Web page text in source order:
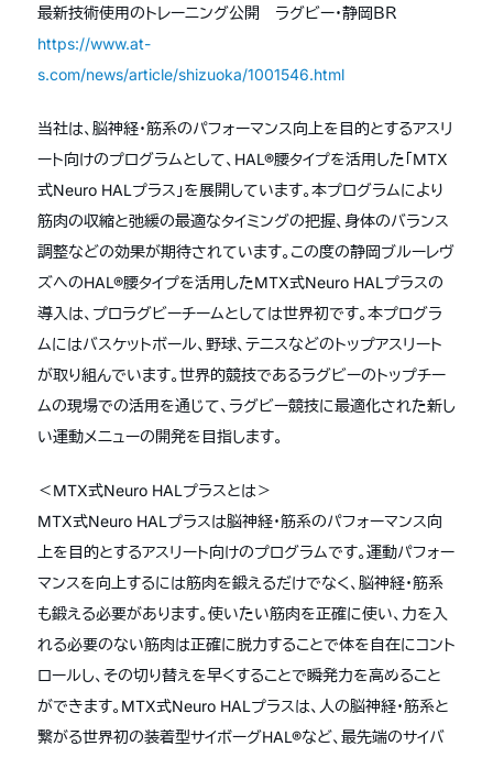
最新技術使用のトレーニング公開 ラグビー・静岡ＢＲ
https://www.at-
s.com/news/article/shizuoka/1001546.html
当社は、脳神経・筋系のパフォーマンス向上を目的とするアスリ
ート向けのプログラムとして、HAL®腰タイプを活用した「MTX
式Neuro HALプラス」を展開しています。本プログラムにより
筋肉の収縮と弛緩の最適なタイミングの把握、身体のバランス
調整などの効果が期待されています。この度の静岡ブルーレヴ
ズへのHAL®腰タイプを活用したMTX式Neuro HALプラスの
導入は、プロラグビーチームとしては世界初です。本プログラ
ムにはバスケットボール、野球、テニスなどのトップアスリート
が取り組んでいます。世界的競技であるラグビーのトップチー
ムの現場での活用を通じて、ラグビー競技に最適化された新し
い運動メニューの開発を目指します。
＜MTX式Neuro HALプラスとは＞
MTX式Neuro HALプラスは脳神経・筋系のパフォーマンス向
上を目的とするアスリート向けのプログラムです。運動パフォー
マンスを向上するには筋肉を鍛えるだけでなく、脳神経・筋系
も鍛える必要があります。使いたい筋肉を正確に使い、力を入
れる必要のない筋肉は正確に脱力することで体を自在にコント
ロールし、その切り替えを早くすることで瞬発力を高めること
ができます。MTX式Neuro HALプラスは、人の脳神経・筋系と
繋がる世界初の装着型サイボーグHAL®など、最先端のサイバ